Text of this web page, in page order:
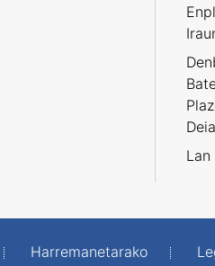
Lan
Harremanetarako